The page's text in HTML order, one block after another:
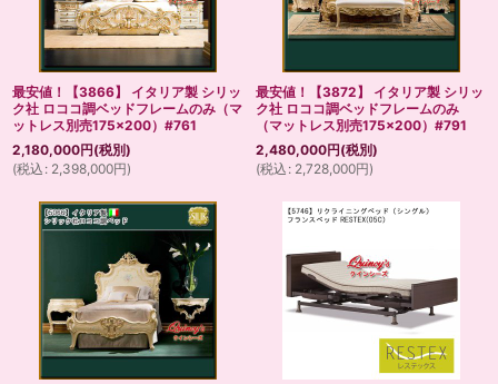
最安値！【3866】 イタリア製 シリッ
ク社 ロココ調ベッドフレームのみ（マ
ットレス別売175×200）#761
2,180,000円(税別)
(税込 : 2,398,000円)
最安値！【3872】 イタリア製 シリッ
ク社 ロココ調ベッドフレームのみ
（マットレス別売175×200）#791
2,480,000円(税別)
(税込 : 2,728,000円)